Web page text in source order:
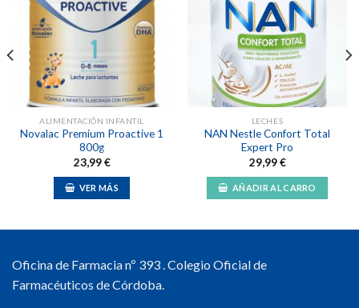
Añadir
a la
lista de
deseos
ALIMENTACIÓN INFANTIL
Novalac Premium Proactive 1
800g
23,99€
VER MÁS
Añadir
a la
LECHES
NAN Nestle Confort Total
Expert Pro
29,99€
AÑADIR AL CARRO
Oficina de Farmacia nº 393 . Colegio Oficial de
Farmacéuticos de Córdoba.